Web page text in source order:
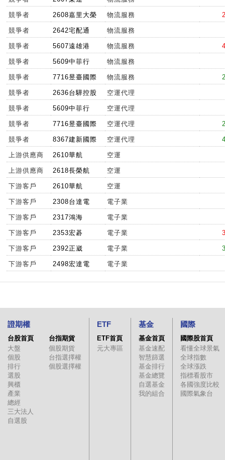
競爭者 2608嘉里大榮 物流服務
競爭者 2642宅配通 物流服務
競爭者 5607遠雄港 物流服務
競爭者 5609中菲行 物流服務
競爭者 7716昱臺國際 物流服務
競爭者 2636台驊控股 空運代理
競爭者 5609中菲行 空運代理
競爭者 7716昱臺國際 空運代理
競爭者 8367建新國際 空運代理
上游供應商 2610華航 空運
上游供應商 2618長榮航 空運
下游客戶 2610華航 空運
下游客戶 2308台達電 電子業
下游客戶 2317鴻海 電子業
下游客戶 2353宏碁 電子業
下游客戶 2392正崴 電子業
下游客戶 2498宏達電 電子業
證期權
台股首頁
大盤
個股
排行
選股
興櫃
產業
總經
三大法人
自選股
台指期貨
個股期貨
台指選擇權
個股選擇權
ETF
ETF首頁
元大專區
基金
基金首頁
基金速配
智慧篩選
基金排行
基金總覽
自選基金
我的組合
國際
國際股首頁
看懂全球景氣
全球指數
全球漲跌
指標看股市
各國強度比較
國際氣象台